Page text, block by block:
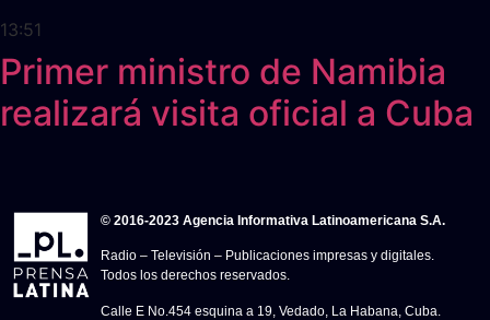
13:51
Primer ministro de Namibia
realizará visita oficial a Cuba
© 2016-2023 Agencia Informativa Latinoamericana S.A.
Radio – Televisión – Publicaciones impresas y digitales.
Todos los derechos reservados.
Calle E No.454 esquina a 19, Vedado, La Habana, Cuba.